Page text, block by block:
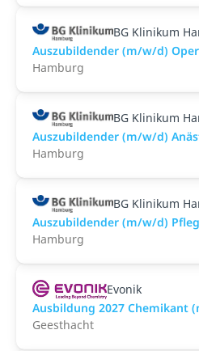
BG Klinikum
Auszubildender (m/w/d)
Hamburg
BG Klinikum
Auszubildender (m/w/d)
Hamburg
BG Klinikum
Auszubildender (m/w/d)
Hamburg
Evonik
Ausbildung 2027 Chemikant
Geesthacht